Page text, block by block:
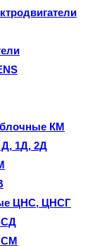
КМ
Д, 1Д, 2Д
ЦНС, ЦНСГ
СД
СМ